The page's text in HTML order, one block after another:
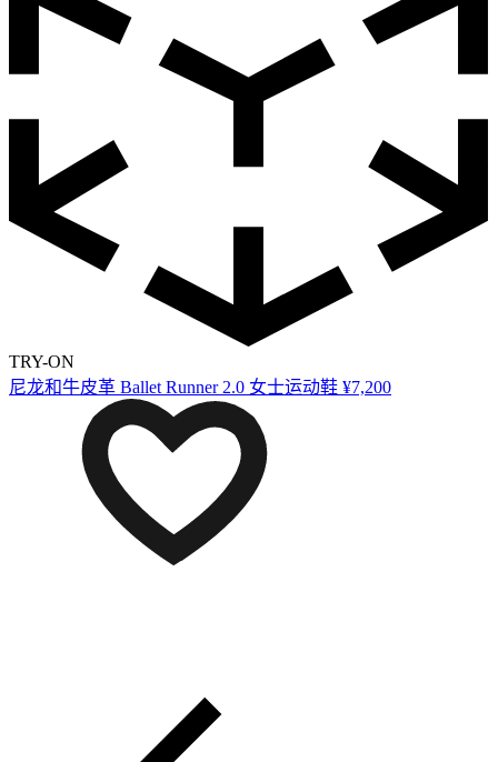
TRY-ON
尼龙和牛皮革 Ballet Runner 2.0 女士运动鞋 ¥7,200